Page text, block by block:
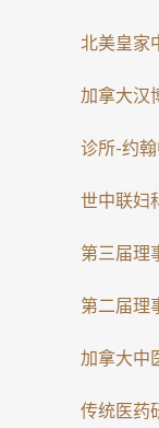
北美皇家
加拿大汉
诊所-约
世中联妇
第三届理
第二届理
加拿大中
传统医药